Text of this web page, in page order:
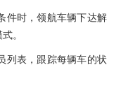
件时，领航车辆下达解
。
列表，跟踪每辆车的状